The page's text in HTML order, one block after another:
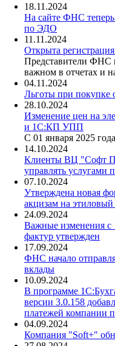
18.11.2024
На сайте ФНС теперь
по ЭДО
11.11.2024
Открыта
Представители ФНС
важном в отчетах и
04.11.2024
Льготы при покупке
28.10.2024
Изменение цен на
и 1С:КП УПП
С 01 января 2025
14.10.2024
Клиенты ВЦ "Софт
управлять
07.10.2024
Утверждена новая
акцизам на этиловый
24.09.2024
Важные изменения с
фактур утвержден
17.09.2024
ФНС начало
вклады
10.09.2024
В программе
версии 3.0.158
платежей компании
04.09.2024
Компания "Soft+"